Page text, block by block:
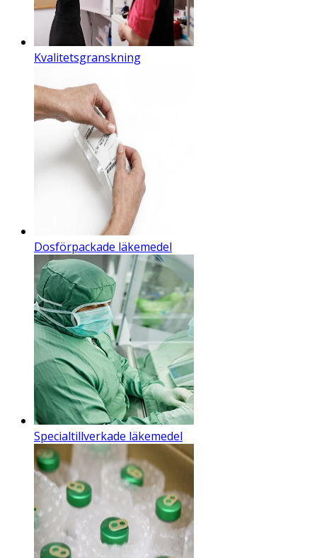
Kvalitetsgranskning
Dosförpackade läkemedel
Specialtillverkade läkemedel